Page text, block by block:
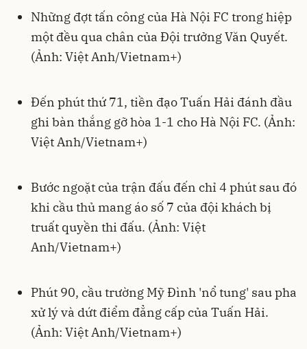
Những đợt tấn công của Hà Nội FC trong hiệp
một đều qua chân của Đội trưởng Văn Quyết.
(Ảnh: Việt Anh/Vietnam+)
Đến phút thứ 71, tiền đạo Tuấn Hải đánh đầu
ghi bàn thắng gỡ hòa 1-1 cho Hà Nội FC. (Ảnh:
Việt Anh/Vietnam+)
Bước ngoặt của trận đấu đến chỉ 4 phút sau đó
khi cầu thủ mang áo số 7 của đội khách bị
truất quyền thi đấu. (Ảnh: Việt
Anh/Vietnam+)
Phút 90, cầu trường Mỹ Đình 'nổ tung' sau pha
xử lý và dứt điểm đẳng cấp của Tuấn Hải.
(Ảnh: Việt Anh/Vietnam+)